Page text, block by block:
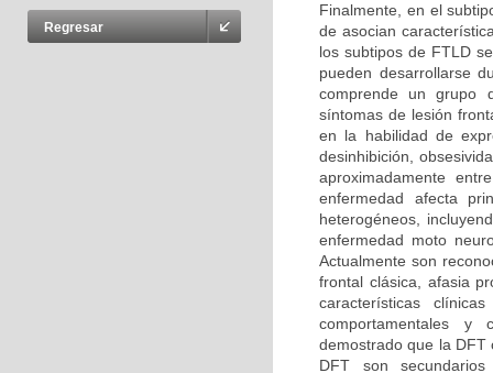
Regresar
Finalmente, en el
de asocian
los subtipos de FTLD
pueden desarrollarse
comprende un grupo
síntomas de lesión
en la habilidad de
desinhibición,
aproximadamente
enfermedad afecta
heterogéneos,
enfermedad moto
Actualmente son
frontal clásica, afasia
características
comportamentales y
demostrado que la DFT
DFT son